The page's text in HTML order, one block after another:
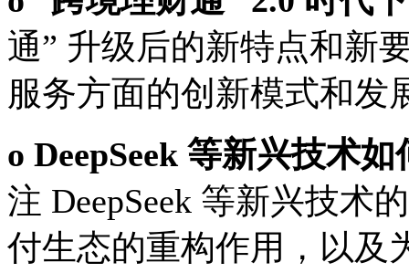
通” 升级后的新特点和新
服务方面的创新模式和发
o DeepSeek 等新兴技术
注 DeepSeek 等新兴技术
付生态的重构作用，以及